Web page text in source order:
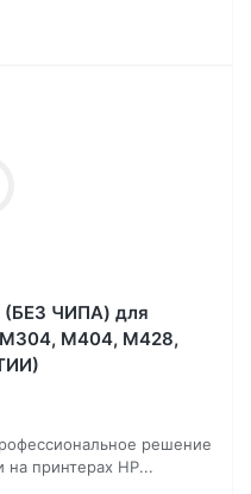
(БЕЗ ЧИПА) для
M404, M428,
решение
на принтерах HP...